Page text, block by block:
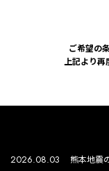
ご希望の
上記より
2026.08.03 熊本地震